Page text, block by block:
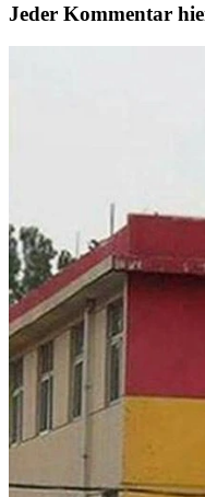
Jeder Kommentar